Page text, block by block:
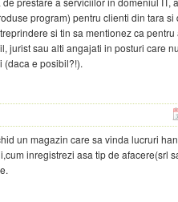
program) pentru clienti din tara si
si tin sa mentionez ca
jurist sau alti angajati in posturi care
(daca e posibil?!).
un magazin care sa vinda lucruri
inregistrezi asa tip de afacere(srl